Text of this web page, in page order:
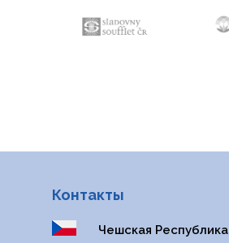
Контакты
Чешская Республика